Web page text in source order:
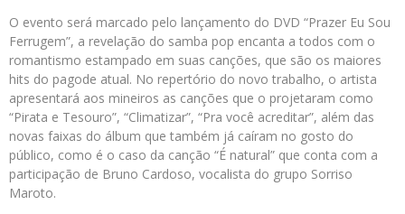
O evento será marcado pelo lançamento do DVD “Prazer Eu Sou
Ferrugem”, a revelação do samba pop encanta a todos com o
romantismo estampado em suas canções, que são os maiores
hits do pagode atual. No repertório do novo trabalho, o artista
apresentará aos mineiros as canções que o projetaram como
“Pirata e Tesouro”, “Climatizar”, “Pra você acreditar”, além das
novas faixas do álbum que também já caíram no gosto do
público, como é o caso da canção “É natural” que conta com a
participação de Bruno Cardoso, vocalista do grupo Sorriso
Maroto.